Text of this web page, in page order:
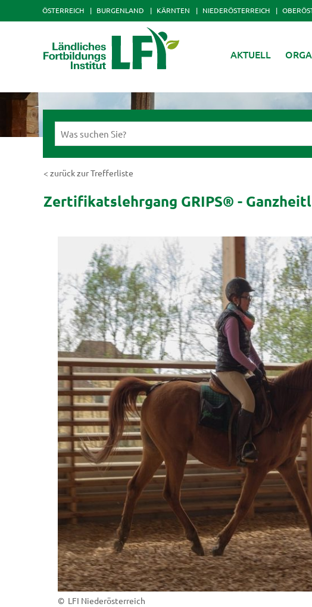
ÖSTERREICH BURGENLAND KÄRNTEN NIEDERÖSTERREICH
AKTUELL
< zurück zur Trefferliste
Zertifikatslehrgang GRIPS® -
© LFI Niederösterreich